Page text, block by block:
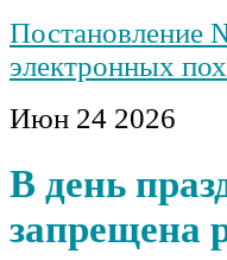
Постановление
электронных
Июн 24 2026
В день
запрещена